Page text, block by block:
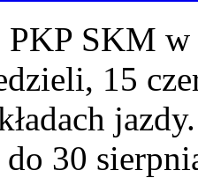
SKM
15
30